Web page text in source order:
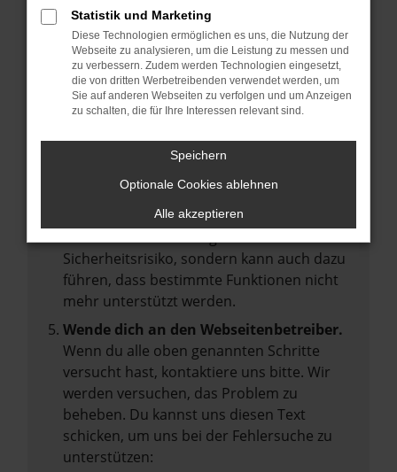
können das Laden bestimmter Seiten
verhindern. Funktioniert die Seite in einem
anderen Browser oder in einem privaten
Fenster?
Starte dein Gerät neu.
vorübergehende Probleme zu beheben.
Betriebssystem auf dem neuesten Stand
Veraltete Software birgt nicht nur ein
Sicherheitsrisiko, sondern kann auch dazu
führen, dass bestimmte Funktionen nicht
mehr unterstützt werden.
Wende dich an den Webseitenbetreiber.
Wenn du alle oben genannten Schritte
versucht hast, kontaktiere uns bitte. Wir
werden versuchen, das Problem zu
beheben. Du kannst uns diesen Text
schicken, um uns bei der Fehlersuche zu
unterstützen:
Statistik und Marketing
Diese Technologien ermöglichen es uns, die Nutzung der
Webseite zu analysieren, um die Leistung zu messen und
zu verbessern. Zudem werden Technologien eingesetzt,
die von dritten Werbetreibenden verwendet werden, um
Sie auf anderen Webseiten zu verfolgen und um Anzeigen
zu schalten, die für Ihre Interessen relevant sind.
Speichern
Optionale Cookies ablehnen
Alle akzeptieren